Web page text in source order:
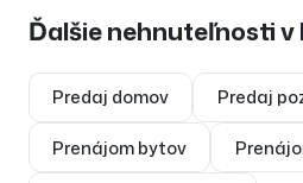
Ďalšie nehnuteľnosti v
Predaj domov Predaj
Prenájombytov